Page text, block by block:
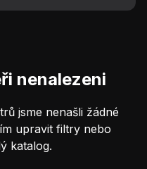
nenalezeni
jsme nenašli žádné
upravit filtry nebo
katalog.